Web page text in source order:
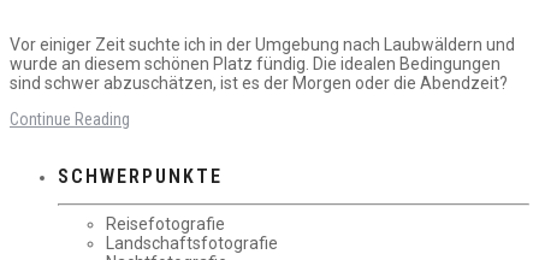
Vor einiger Zeit suchte ich in der Umgebung nach Laubwäldern und
wurde an diesem schönen Platz fündig. Die idealen Bedingungen
sind schwer abzuschätzen, ist es der Morgen oder die Abendzeit?
Continue Reading
SCHWERPUNKTE
Reisefotografie
Landschaftsfotografie